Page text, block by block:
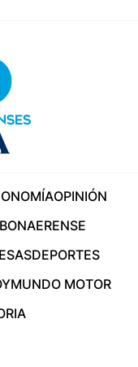
OPINIÓN
DEPORTES
MUNDO MOTOR